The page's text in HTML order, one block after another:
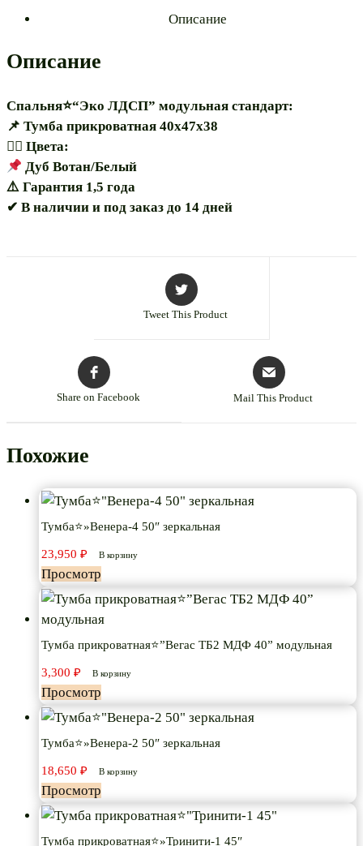
Описание
Описание
Спальня⭐“Эко ЛДСП” модульная стандарт:
📌 Тумба прикроватная 40х47х38
🏳️‍🌈 Цвета:
Дуб Вотан/Белый
⚠️ Гарантия 1,5 года
✔ В наличии и под заказ до 14 дней
Tweet This Product
Share on Facebook Mail This Product
Похожие
Тумба⭐»Венера-4 50″ зеркальная
23,950 ₽ В корзину
Просмотр
Тумба прикроватная⭐”Вегас ТБ2 МДФ 40” модульная
3,300 ₽ В корзину
Просмотр
Тумба⭐»Венера-2 50″ зеркальная
18,650 ₽ В корзину
Просмотр
Тумба прикроватная⭐»Тринити-1 45″